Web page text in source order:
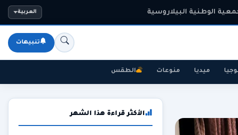
الوطنية البيلاروسية العربية
تنبيهات
ميديا منوعات الطقس
الأكثر قراءة هذا الشهر